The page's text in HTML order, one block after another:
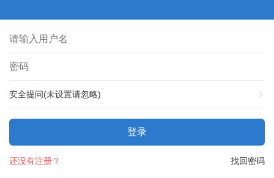
安全提问(未设置请忽略)
登录
找回密码
还没有注册？